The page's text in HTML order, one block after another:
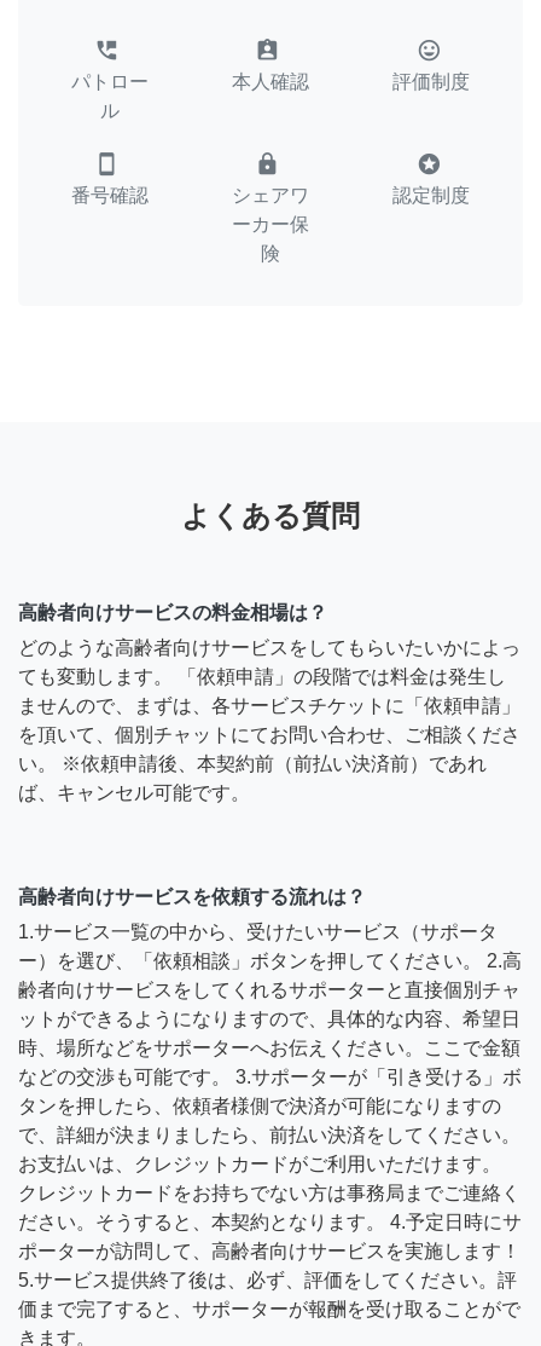
perm_phone_msg
パトロー
ル
assignment_ind
本人確認
tag_faces
評価制度
smartphone
番号確認
lock
シェアワ
ーカー保
険
stars
認定制度
よくある質問
高齢者向けサービスの料金相場は？
どのような高齢者向けサービスをしてもらいたいかによっ
ても変動します。 「依頼申請」の段階では料金は発生し
ませんので、まずは、各サービスチケットに「依頼申請」
を頂いて、個別チャットにてお問い合わせ、ご相談くださ
い。 ※依頼申請後、本契約前（前払い決済前）であれ
ば、キャンセル可能です。
高齢者向けサービスを依頼する流れは？
1.サービス一覧の中から、受けたいサービス（サポータ
ー）を選び、「依頼相談」ボタンを押してください。 2.高
齢者向けサービスをしてくれるサポーターと直接個別チャ
ットができるようになりますので、具体的な内容、希望日
時、場所などをサポーターへお伝えください。ここで金額
などの交渉も可能です。 3.サポーターが「引き受ける」ボ
タンを押したら、依頼者様側で決済が可能になりますの
で、詳細が決まりましたら、前払い決済をしてください。
お支払いは、クレジットカードがご利用いただけます。
クレジットカードをお持ちでない方は事務局までご連絡く
ださい。そうすると、本契約となります。 4.予定日時にサ
ポーターが訪問して、高齢者向けサービスを実施します！
5.サービス提供終了後は、必ず、評価をしてください。評
価まで完了すると、サポーターが報酬を受け取ることがで
きます。